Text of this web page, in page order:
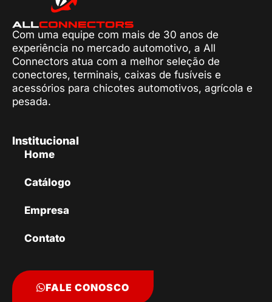
Com uma equipe com mais de 30 anos de
experiência no mercado automotivo, a All
Connectors atua com a melhor seleção de
conectores, terminais, caixas de fusíveis e
acessórios para chicotes automotivos, agrícola e
pesada.
Institucional
Home
Catálogo
Empresa
Contato
FALE CONOSCO